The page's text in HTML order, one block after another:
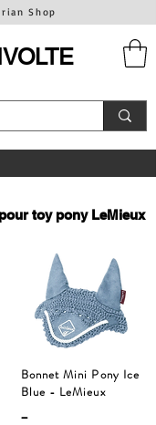
Shop
toy pony LeMieux
Bonnet Mini Pony Ice
Blue - LeMieux
_